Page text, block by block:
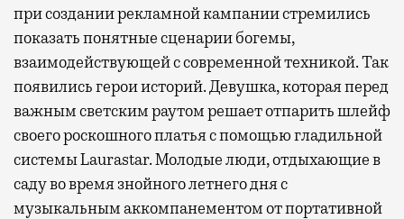
при создании рекламной кампании стремились
показать понятные сценарии богемы,
взаимодействующей с современной техникой. Так
появились герои историй. Девушка, которая перед
важным светским раутом решает отпарить шлейф
своего роскошного платья с помощью гладильной
системы Laurastar. Молодые люди, отдыхающие в
саду во время знойного летнего дня с
музыкальным аккомпанементом от портативной